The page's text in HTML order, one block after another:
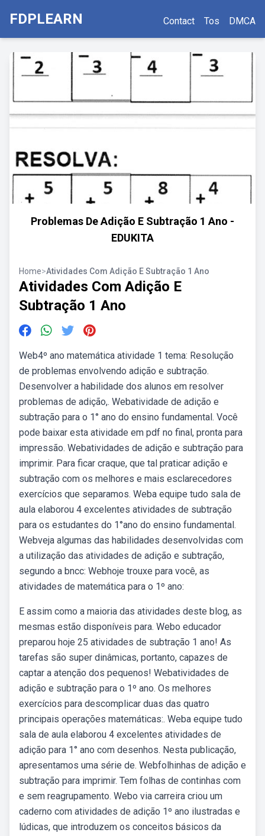
FDPLEARN Contact Tos DMCA
Problemas De Adição E Subtração 1 Ano -
EDUKITA
Home>Atividades Com Adição E Subtração 1 Ano
Atividades Com Adição E
Subtração 1 Ano
Web4º ano matemática atividade 1 tema: Resolução
de problemas envolvendo adição e subtração.
Desenvolver a habilidade dos alunos em resolver
problemas de adição,. Webatividade de adição e
subtração para o 1° ano do ensino fundamental. Você
pode baixar esta atividade em pdf no final, pronta para
impressão. Webatividades de adição e subtração para
imprimir. Para ficar craque, que tal praticar adição e
subtração com os melhores e mais esclarecedores
exercícios que separamos. Weba equipe tudo sala de
aula elaborou 4 excelentes atividades de subtração
para os estudantes do 1°ano do ensino fundamental.
Webveja algumas das habilidades desenvolvidas com
a utilização das atividades de adição e subtração,
segundo a bncc: Webhoje trouxe para você, as
atividades de matemática para o 1º ano:
E assim como a maioria das atividades deste blog, as
mesmas estão disponíveis para. Webo educador
preparou hoje 25 atividades de subtração 1 ano! As
tarefas são super dinâmicas, portanto, capazes de
captar a atenção dos pequenos! Webatividades de
adição e subtração para o 1º ano. Os melhores
exercícios para descomplicar duas das quatro
principais operações matemáticas:. Weba equipe tudo
sala de aula elaborou 4 excelentes atividades de
adição para 1° ano com desenhos. Nesta publicação,
apresentamos uma série de. Webfolhinhas de adição e
subtração para imprimir. Tem folhas de continhas com
e sem reagrupamento. Webo via carreira criou um
caderno com atividades de adição 1º ano ilustradas e
lúdicas, que introduzem os conceitos básicos da